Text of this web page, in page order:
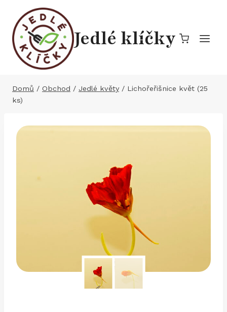
Přeskočit
obsah
Jedlé klíčky
Domů / Obchod / Jedlé květy / Lichořeřišnice květ (25
ks)